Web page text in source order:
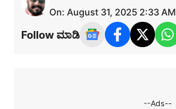
On: August 31, 2025 2:33 AM
Follow ಮಾಡಿ
--Ads--